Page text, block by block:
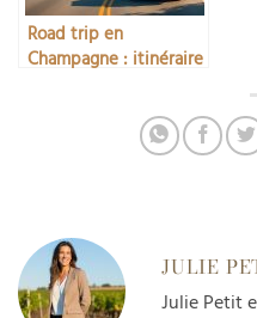
Road trip en
Champagne : itinéraire
JULIE
Julie Petit